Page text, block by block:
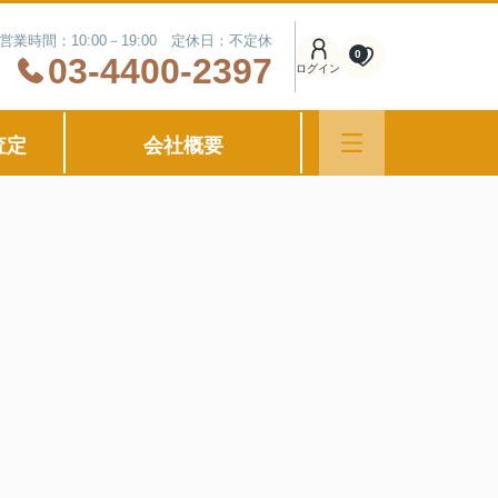
営業時間：10:00－19:00 定休日：不定休
03-4400-2397 ログイン
0
定 会社概要